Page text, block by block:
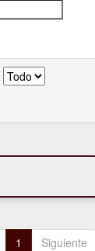
1 Siguiente